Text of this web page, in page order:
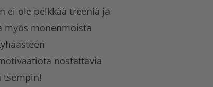
ei ole pelkkää treeniä ja
myös monenmoista
nostattavia
tsempin!